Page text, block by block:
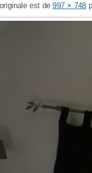
est de997 × 748